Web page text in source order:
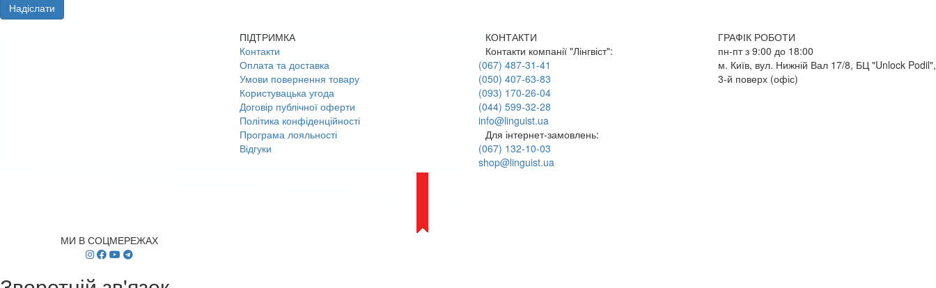
Надіслати
МИ В СОЦМЕРЕЖАХ
ПІДТРИМКА
Контакти
Оплата та доставка
Умови повернення товару
Користувацька угода
Договір публічної оферти
Політика конфіденційності
Програма лояльності
Відгуки
КОНТАКТИ
Контакти компанії "Лінгвіст":
(067) 487-31-41
(050) 407-63-83
(093) 170-26-04
(044) 599-32-28
info@linguist.ua
Для інтернет-замовлень:
(067) 132-10-03
shop@linguist.ua
ГРАФІК РОБОТИ
пн-пт з 9:00 до 18:00
м. Київ, вул. Нижній Вал 17/8, БЦ "Unlock Podil",
3-й поверх (офіс)